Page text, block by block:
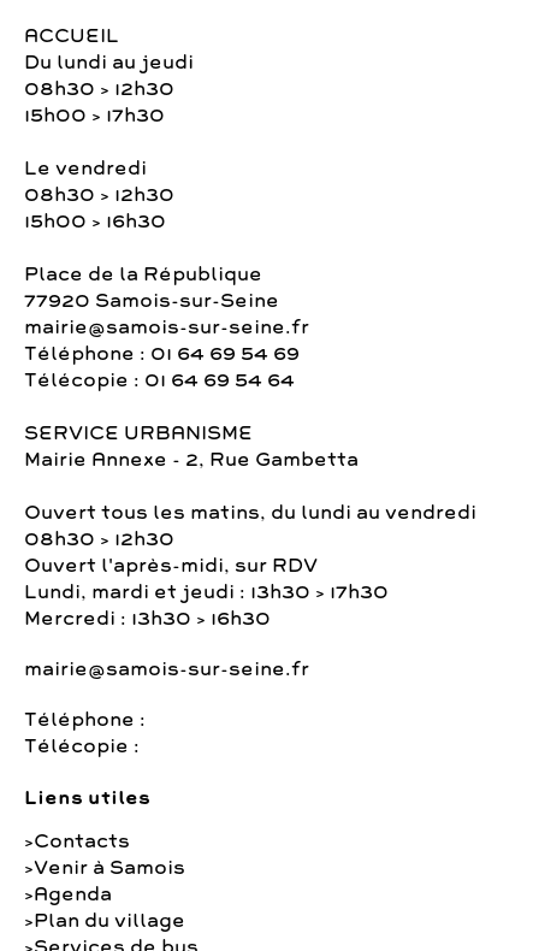
ACCUEIL
Du lundi au jeudi
08h30 > 12h30
15h00 > 17h30
Le vendredi
08h30 > 12h30
15h00 > 16h30
Place de la République
77920 Samois-sur-Seine
mairie@samois-sur-seine.fr
Téléphone : 01 64 69 54 69
Télécopie : 01 64 69 54 64
SERVICE URBANISME
Mairie Annexe - 2, Rue Gambetta
Ouvert tous les matins, du lundi au vendredi
08h30 > 12h30
Ouvert l'après-midi, sur RDV
Lundi, mardi et jeudi : 13h30 > 17h30
Mercredi : 13h30 > 16h30
mairie@samois-sur-seine.fr
Téléphone :
Télécopie :
Liens utiles
Contacts
Venir à Samois
Agenda
Plan du village